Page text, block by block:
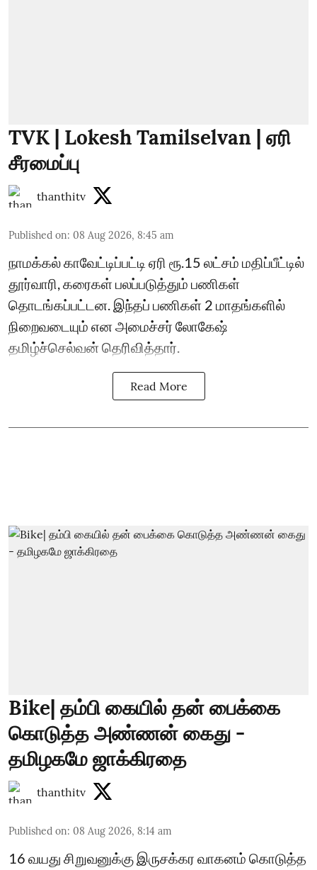
TVK | Lokesh Tamilselvan | ஏரி
சீரமைப்பு
thanthitv
Published on: 08 Aug 2026, 8:45 am
நாமக்கல் காவேட்டிப்பட்டி ஏரி ரூ.15 லட்சம் மதிப்பீட்டில்
தூர்வாரி, கரைகள் பலப்படுத்தும் பணிகள்
தொடங்கப்பட்டன. இந்தப் பணிகள் 2 மாதங்களில்
நிறைவடையும் என அமைச்சர் லோகேஷ்
தமிழ்ச்செல்வன் தெரிவித்தார்.
Read More
Bike| தம்பி கையில் தன் பைக்கை
கொடுத்த அண்ணன் கைது -
தமிழகமே ஜாக்கிரதை
thanthitv
Published on: 08 Aug 2026, 8:14 am
16 வயது சிறுவனுக்கு இருசக்கர வாகனம் கொடுத்த